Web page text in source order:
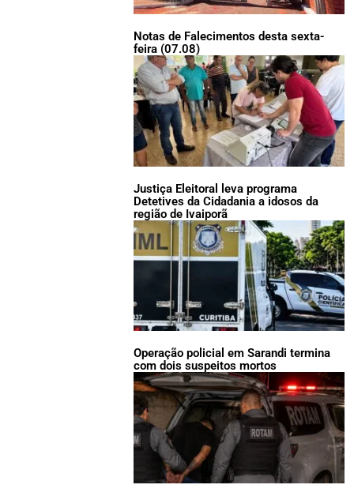
Notas de Falecimentos desta sexta-
feira (07.08)
Justiça Eleitoral leva programa
Detetives da Cidadania a idosos da
região de Ivaiporã
Operação policial em Sarandi termina
com dois suspeitos mortos